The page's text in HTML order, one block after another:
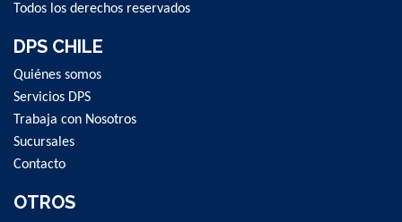
Todos los derechos reservados
DPS CHILE
Quiénes somos
Servicios DPS
Trabaja con Nosotros
Sucursales
Contacto
OTROS